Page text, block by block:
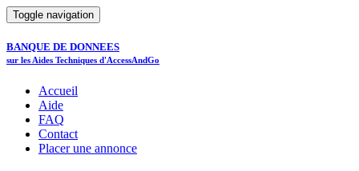
Toggle navigation
BANQUE DE DONNEES
sur les Aides Techniques d'AccessAndGo
Accueil
Aide
FAQ
Contact
Placer une annonce